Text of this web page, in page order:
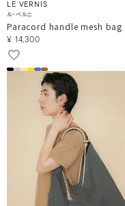
LE VERNIS
ル・ベルニ
Paracord handle mesh bag
¥ 14,300